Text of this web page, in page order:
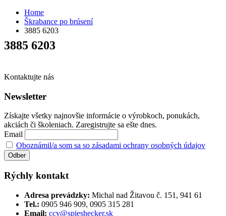
Home
Škrabance po brúsení
3885 6203
3885 6203
Kontaktujte nás
Newsletter
Získajte všetky najnovšie informácie o výrobkoch, ponukách,
akciách či školeniach. Zaregistrujte sa ešte dnes.
Email
Oboznámil/a som sa so zásadami ochrany osobných údajov
Rýchly kontakt
Adresa prevádzky: Michal nad Žitavou č. 151, 941 61
Tel.: 0905 946 909, 0905 315 281
Email: ccv@spieshecker.sk